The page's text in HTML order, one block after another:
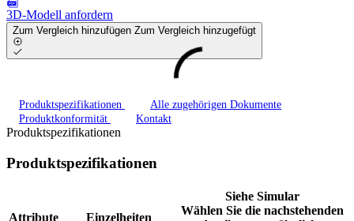
3D-Modell anfordern
Zum Vergleich hinzufügen Zum Vergleich hinzugefügt
Produktspezifikationen
Alle zugehörigen Dokumente
Produktkonformität
Kontakt
Produktspezifikationen
Produktspezifikationen
Attribute Einzelheiten
Siehe Simular
Wählen Sie die nachstehenden